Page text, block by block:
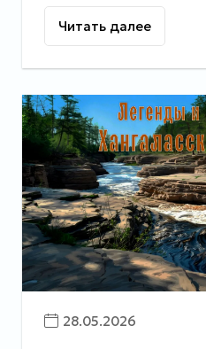
Читать далее
28.05.2026